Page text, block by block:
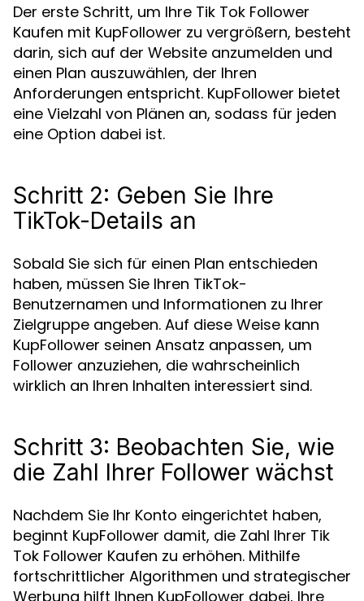
Der erste Schritt, um Ihre Tik Tok Follower
Kaufen mit KupFollower zu vergrößern, besteht
darin, sich auf der Website anzumelden und
einen Plan auszuwählen, der Ihren
Anforderungen entspricht. KupFollower bietet
eine Vielzahl von Plänen an, sodass für jeden
eine Option dabei ist.
Schritt 2: Geben Sie Ihre
TikTok-Details an
Sobald Sie sich für einen Plan entschieden
haben, müssen Sie Ihren TikTok-
Benutzernamen und Informationen zu Ihrer
Zielgruppe angeben. Auf diese Weise kann
KupFollower seinen Ansatz anpassen, um
Follower anzuziehen, die wahrscheinlich
wirklich an Ihren Inhalten interessiert sind.
Schritt 3: Beobachten Sie, wie
die Zahl Ihrer Follower wächst
Nachdem Sie Ihr Konto eingerichtet haben,
beginnt KupFollower damit, die Zahl Ihrer Tik
Tok Follower Kaufen zu erhöhen. Mithilfe
fortschrittlicher Algorithmen und strategischer
Werbung hilft Ihnen KupFollower dabei, Ihre